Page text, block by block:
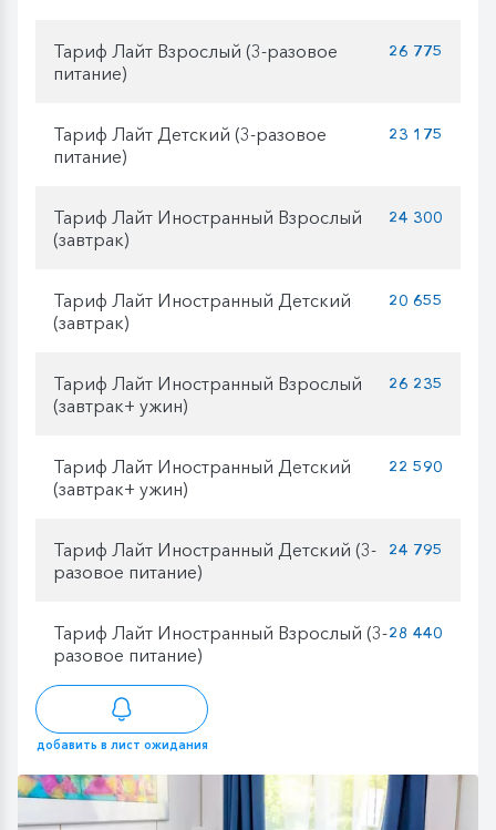
Тариф Лайт Взрослый (3-разовое
питание)
26 775
Тариф Лайт Детский (3-разовое
питание)
23 175
Тариф Лайт Иностранный Взрослый
(завтрак)
24 300
Тариф Лайт Иностранный Детский
(завтрак)
20 655
Тариф Лайт Иностранный Взрослый
(завтрак+ ужин)
26 235
Тариф Лайт Иностранный Детский
(завтрак+ ужин)
22 590
Тариф Лайт Иностранный Детский (3-
разовое питание)
24 795
Тариф Лайт Иностранный Взрослый (3-
разовое питание)
28 440
добавить в лист ожидания